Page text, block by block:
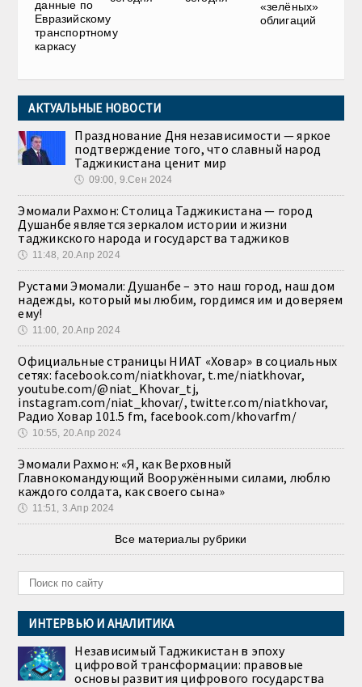
данные по
Евразийскому
транспортному
каркасу
«зелёных»
облигаций
АКТУАЛЬНЫЕ НОВОСТИ
Празднование Дня независимости — яркое
подтверждение того, что славный народ
Таджикистана ценит мир
🕔 09:00, 9.Сен 2024
Эмомали Рахмон: Столица Таджикистана — город
Душанбе является зеркалом истории и жизни
таджикского народа и государства таджиков
🕔 11:48, 20.Апр 2024
Рустами Эмомали: Душанбе – это наш город, наш дом
надежды, который мы любим, гордимся им и доверяем
ему!
🕔 11:00, 20.Апр 2024
Официальные страницы НИАТ «Ховар» в социальных
сетях: facebook.com/niatkhovar, t.me/niatkhovar,
youtube.com/@niat_Khovar_tj,
instagram.com/niat_khovar/, twitter.com/niatkhovar,
Радио Ховар 101.5 fm, facebook.com/khovarfm/
🕔 10:55, 20.Апр 2024
Эмомали Рахмон: «Я, как Верховный
Главнокомандующий Вооружёнными силами, люблю
каждого солдата, как своего сына»
🕔 11:51, 3.Апр 2024
Все материалы рубрики
ИНТЕРВЬЮ И АНАЛИТИКА
Независимый Таджикистан в эпоху
цифровой трансформации: правовые
основы развития цифрового государства